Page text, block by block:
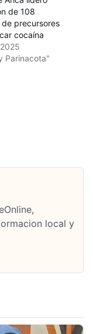
de 108
precursores
cocaína
Parinacota"
local y